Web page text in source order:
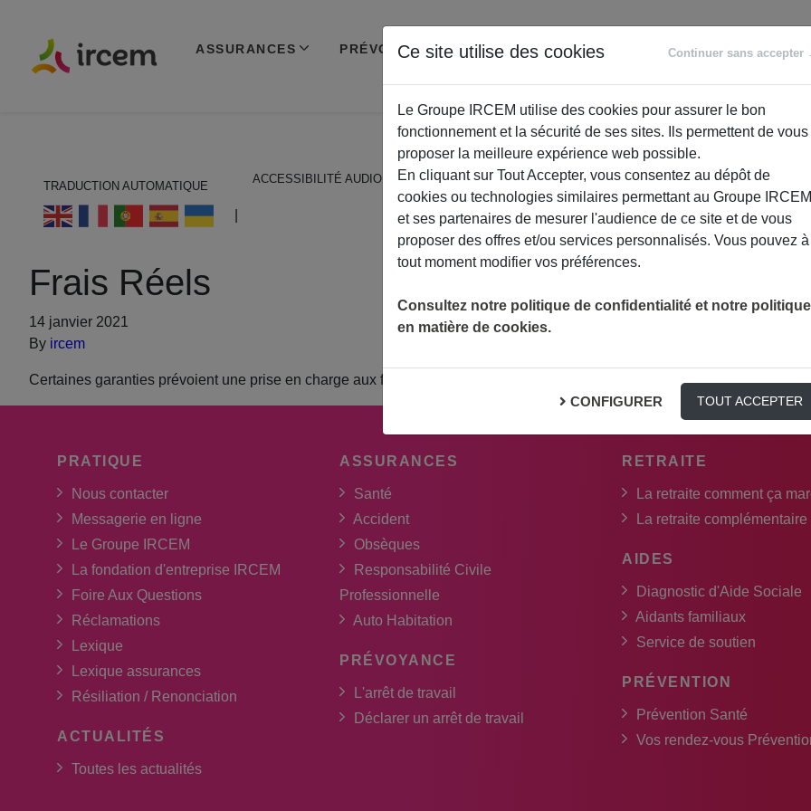
ASSURANCES PRÉVOYANCE RETRAITE
ACCOMPAGNEMENT
TRADUCTION AUTOMATIQUE
ACCESSIBILITÉ AUDIO
Frais Réels
14 janvier 2021
By ircem
Certaines garanties prévoient une prise en charge aux frais réels. Dans ce cas, la totalité des dépenses engagées par
PRATIQUE
Nous contacter
Messagerie en ligne
Le Groupe IRCEM
La fondation d'entreprise IRCEM
Foire Aux Questions
Réclamations
Lexique
Lexique assurances
Résiliation / Renonciation
ACTUALITÉS
Toutes les actualités
ASSURANCES
Santé
Accident
Obsèques
Responsabilité Civile
Professionnelle
Auto Habitation
PRÉVOYANCE
L'arrêt de travail
Déclarer un arrêt de travail
RETRAITE
La retraite comment ça
La retraite complémentaire
AIDES
Diagnostic d'Aide Sociale
Aidants familiaux
Service de soutien
PRÉVENTION
Prévention Santé
Vos rendez-vous
Ce site utilise des cookies Continuer sans accepter
Le Groupe IRCEM utilise des cookies pour assurer le bon
fonctionnement et la sécurité de ses sites. Ils permettent de vous
proposer la meilleure expérience web possible.
En cliquant sur Tout Accepter, vous consentez au dépôt de
cookies ou technologies similaires permettant au Groupe IRCEM
et ses partenaires de mesurer l'audience de ce site et de vous
proposer des offres et/ou services personnalisés. Vous pouvez à
tout moment modifier vos préférences.
Consultez notre politique de confidentialité et notre politique
en matière de cookies.
CONFIGURER TOUT ACCEPTER